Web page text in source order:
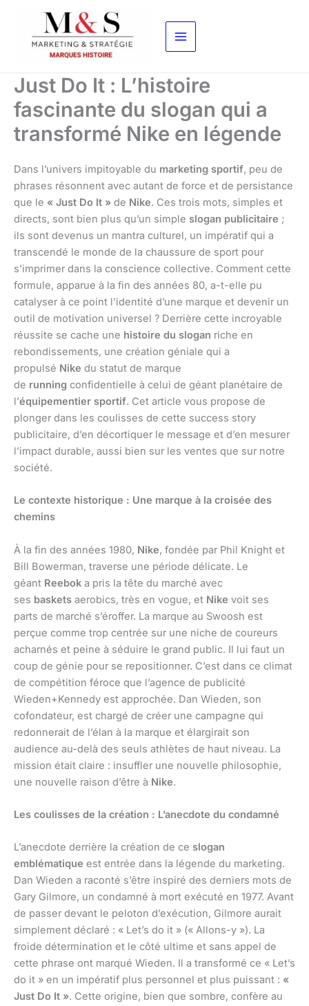
contenu
Just Do It : L’histoire
fascinante du slogan qui a
transformé Nike en légende
Dans l’univers impitoyable du marketing sportif, peu de
phrases résonnent avec autant de force et de persistance
que le « Just Do It » de Nike. Ces trois mots, simples et
directs, sont bien plus qu’un simple slogan publicitaire ;
ils sont devenus un mantra culturel, un impératif qui a
transcendé le monde de la chaussure de sport pour
s’imprimer dans la conscience collective. Comment cette
formule, apparue à la fin des années 80, a-t-elle pu
catalyser à ce point l’identité d’une marque et devenir un
outil de motivation universel ? Derrière cette incroyable
réussite se cache une histoire du slogan riche en
rebondissements, une création géniale qui a
propulsé Nike du statut de marque
de running confidentielle à celui de géant planétaire de
l’équipementier sportif. Cet article vous propose de
plonger dans les coulisses de cette success story
publicitaire, d’en décortiquer le message et d’en mesurer
l’impact durable, aussi bien sur les ventes que sur notre
société.
Le contexte historique : Une marque à la croisée des
chemins
À la fin des années 1980, Nike, fondée par Phil Knight et
Bill Bowerman, traverse une période délicate. Le
géant Reebok a pris la tête du marché avec
ses baskets aerobics, très en vogue, et Nike voit ses
parts de marché s’éroffer. La marque au Swoosh est
perçue comme trop centrée sur une niche de coureurs
acharnés et peine à séduire le grand public. Il lui faut un
coup de génie pour se repositionner. C’est dans ce climat
de compétition féroce que l’agence de publicité
Wieden+Kennedy est approchée. Dan Wieden, son
cofondateur, est chargé de créer une campagne qui
redonnerait de l’élan à la marque et élargirait son
audience au-delà des seuls athlètes de haut niveau. La
mission était claire : insuffler une nouvelle philosophie,
une nouvelle raison d’être à Nike.
Les coulisses de la création : L’anecdote du condamné
L’anecdote derrière la création de ce slogan
emblématique est entrée dans la légende du marketing.
Dan Wieden a raconté s’être inspiré des derniers mots de
Gary Gilmore, un condamné à mort exécuté en 1977. Avant
de passer devant le peloton d’exécution, Gilmore aurait
simplement déclaré : « Let’s do it » (« Allons-y »). La
froide détermination et le côté ultime et sans appel de
cette phrase ont marqué Wieden. Il a transformé ce « Let’s
do it » en un impératif plus personnel et plus puissant : «
Just Do It ». Cette origine, bien que sombre, confère au